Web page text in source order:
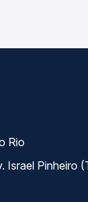
Rio
Israel Pinheiro